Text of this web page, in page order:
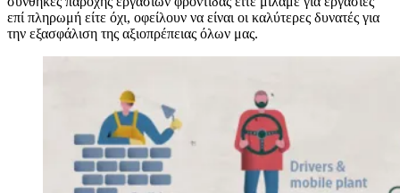
επί πληρωμή είτε όχι, οφείλουν να είναι οι καλύτερες δυνατές για
την εξασφάλιση της αξιοπρέπειας όλων μας.